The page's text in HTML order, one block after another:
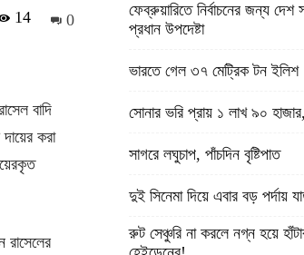
0
14
বাদি
করা
রাসেলের
ফেব্রুয়ারিতে নির্বাচনের জন্য
প্রধান উপদেষ্টা
ভারতে গেল ৩৭ মেট্রিক টন ইলিশ
সোনার ভরি প্রায় ১ লাখ ৯০
সাগরে লঘুচাপ, পাঁচদিন বৃষ্টিপাত
দুই সিনেমা দিয়ে এবার বড় পর্দায়
রুট সেঞ্চুরি না করলে নগ্ন হয়ে